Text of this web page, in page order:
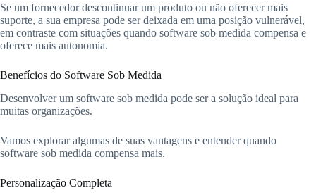
Se um fornecedor descontinuar um produto ou não oferecer mais
suporte, a sua empresa pode ser deixada em uma posição vulnerável,
em contraste com situações quando software sob medida compensa e
oferece mais autonomia.
Benefícios do Software Sob Medida
Desenvolver um software sob medida pode ser a solução ideal para
muitas organizações.
Vamos explorar algumas de suas vantagens e entender quando
software sob medida compensa mais.
Personalização Completa